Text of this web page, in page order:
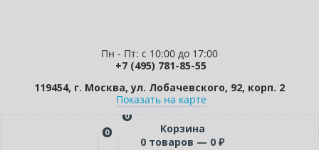
Пн - Пт: с 10:00 до 17:00
+7 (495) 781-85-55
119454, г. Москва, ул. Лобачевского, 92, корп. 2
Показать на карте
0
0
Корзина
0 товаров — 0 ₽